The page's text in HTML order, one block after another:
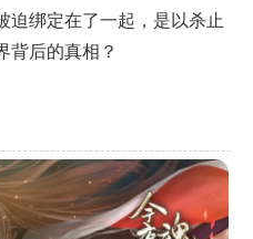
迫绑定在了一起，是以杀止
背后的真相？